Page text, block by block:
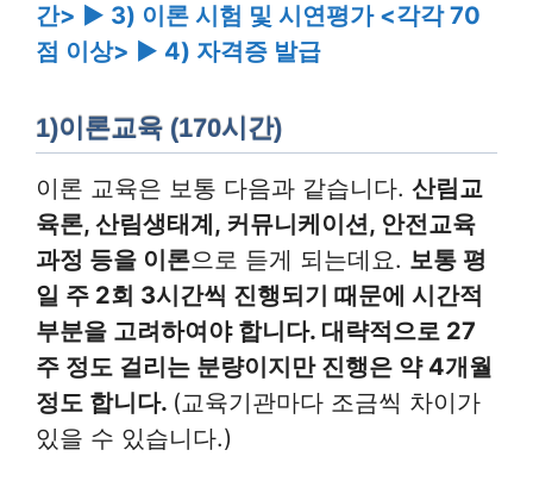
간> ▶ 3) 이론 시험 및 시연평가 <각각 70
점 이상> ▶ 4) 자격증 발급
1)이론교육 (170시간)
이론 교육은 보통 다음과 같습니다. 산림교
육론, 산림생태계, 커뮤니케이션, 안전교육
과정 등을 이론으로 듣게 되는데요. 보통 평
일 주 2회 3시간씩 진행되기 때문에 시간적
부분을 고려하여야 합니다. 대략적으로 27
주 정도 걸리는 분량이지만 진행은 약 4개월
정도 합니다. (교육기관마다 조금씩 차이가
있을 수 있습니다.)